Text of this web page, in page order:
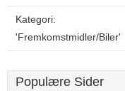
Kategori:
'Fremkomstmidler/Biler'
Populære Sider